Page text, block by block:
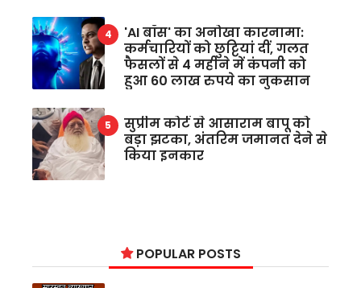
'AI बॉस' का अनोखा कारनामा:
कर्मचारियों को छुट्टियां दीं, गलत
फैसलों से 4 महीने में कंपनी को
हुआ 60 लाख रुपये का नुकसान
सुप्रीम कोर्ट से आसाराम बापू को
बड़ा झटका, अंतरिम जमानत देने से
किया इनकार
POPULAR POSTS